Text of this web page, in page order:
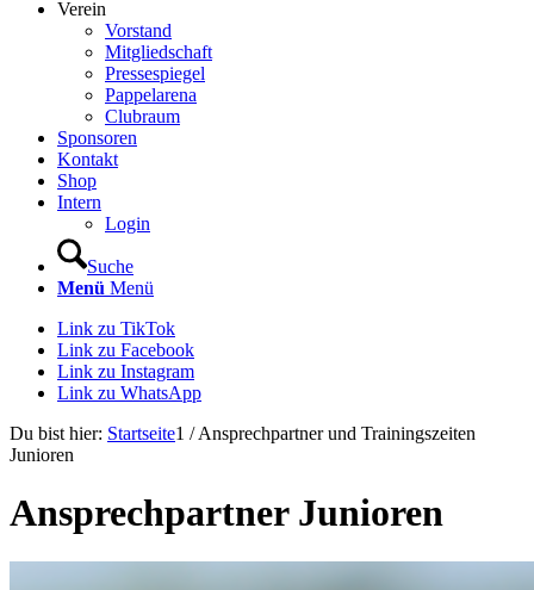
Verein
Vorstand
Mitgliedschaft
Pressespiegel
Pappelarena
Clubraum
Sponsoren
Kontakt
Shop
Intern
Login
Suche
Menü Menü
Link zu TikTok
Link zu Facebook
Link zu Instagram
Link zu WhatsApp
Du bist hier: Startseite1 / Ansprechpartner und Trainingszeiten
Junioren
Ansprechpartner Junioren